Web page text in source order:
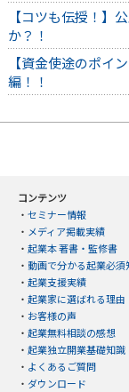
【コツも伝授！】
か？！
【資金使途のポ
編！！
コンテンツ
・ セミナー情報
・ メディア掲載実績
・ 起業本 著書・監修書
・ 動画で分かる起業必須
・ 起業支援実績
・ 起業家に選ばれる理由
・ お客様の声
・ 起業無料相談の感想
・ 起業独立開業基礎知識
・ よくあるご質問
・ ダウンロード